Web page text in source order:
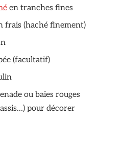
en tranches fines
frais (haché finement)
(facultatif)
ou baies rouges
pour décorer